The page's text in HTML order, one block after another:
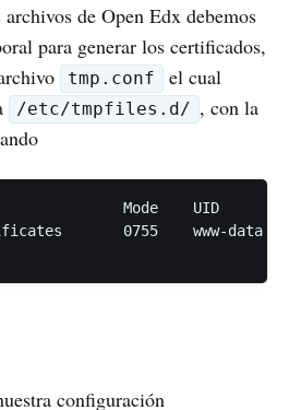
de Open Edx debemos
para generar los certificados,
tmp.conf
el cual
/etc/tmpfiles.d/ , con la
configuración